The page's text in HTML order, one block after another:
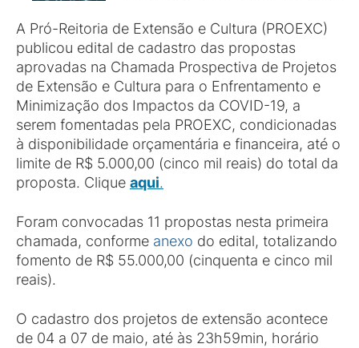
A Pró-Reitoria de Extensão e Cultura (PROEXC)
publicou edital de cadastro das propostas
aprovadas na Chamada Prospectiva de Projetos
de Extensão e Cultura para o Enfrentamento e
Minimização dos Impactos da COVID-19, a
serem fomentadas pela PROEXC, condicionadas
à disponibilidade orçamentária e financeira, até o
limite de R$ 5.000,00 (cinco mil reais) do total da
proposta. Clique aqui.
Foram convocadas 11 propostas nesta primeira
chamada, conforme anexo do edital, totalizando
fomento de R$ 55.000,00 (cinquenta e cinco mil
reais).
O cadastro dos projetos de extensão acontece
de 04 a 07 de maio, até às 23h59min, horário